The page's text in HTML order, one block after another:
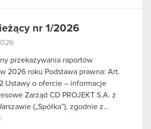
nr 1/2026
przekazywania raportów
2026 roku Podstawa prawna: Art.
Ustawy o ofercie – informacje
Zarząd CD PROJEKT S.A. z
(„Spółka”), zgodnie z…